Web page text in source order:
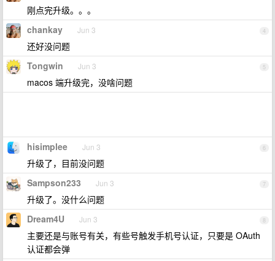
刚点完升级。。。
4
chankay Jun 3
还好没问题
5
Tongwin Jun 3
macos 端升级完，没啥问题
6
hisimplee Jun 3
升级了，目前没问题
7
Sampson233 Jun 3
升级了。没什么问题
8
Dream4U Jun 3
主要还是与账号有关，有些号触发手机号认证，只要是 OAuth
认证都会弹